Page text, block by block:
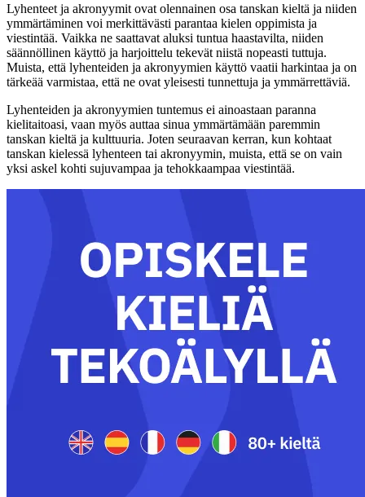
Lyhenteet ja akronyymit ovat olennainen osa tanskan kieltä ja niiden
ymmärtäminen voi merkittävästi parantaa kielen oppimista ja
viestintää. Vaikka ne saattavat aluksi tuntua haastavilta, niiden
säännöllinen käyttö ja harjoittelu tekevät niistä nopeasti tuttuja.
Muista, että lyhenteiden ja akronyymien käyttö vaatii harkintaa ja on
tärkeää varmistaa, että ne ovat yleisesti tunnettuja ja ymmärrettäviä.
Lyhenteiden ja akronyymien tuntemus ei ainoastaan paranna
kielitaitoasi, vaan myös auttaa sinua ymmärtämään paremmin
tanskan kieltä ja kulttuuria. Joten seuraavan kerran, kun kohtaat
tanskan kielessä lyhenteen tai akronyymin, muista, että se on vain
yksi askel kohti sujuvampaa ja tehokkaampaa viestintää.